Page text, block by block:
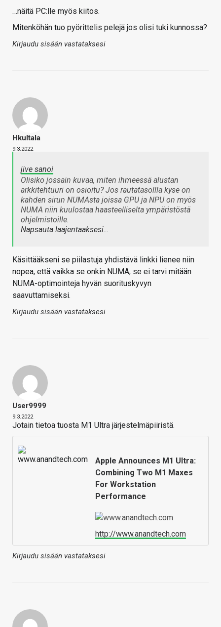
…näitä PC:lle myös kiitos.
Mitenköhän tuo pyörittelis pelejä jos olisi tuki kunnossa?
Kirjaudu sisään vastataksesi
Hkultala
9.3.2022
jive sanoi
Olisiko jossain kuvaa, miten ihmeessä alustan
arkkitehtuuri on osioitu? Jos rautatasollla kyse on
kahden sirun NUMAsta joissa GPU ja NPU on myös
NUMA niin kuulostaa haasteelliselta ympäristöstä
ohjelmistoille.
Napsauta laajentaaksesi…
Käsittääkseni se piilastuja yhdistävä linkki lienee niin
nopea, että vaikka se onkin NUMA, se ei tarvi mitään
NUMA-optimointeja hyvän suorituskyvyn
saavuttamiseksi.
Kirjaudu sisään vastataksesi
User9999
9.3.2022
Jotain tietoa tuosta M1 Ultra järjestelmäpiiristä.
Apple Announces M1 Ultra:
Combining Two M1 Maxes
For Workstation
Performance
http://www.anandtech.com
Kirjaudu sisään vastataksesi